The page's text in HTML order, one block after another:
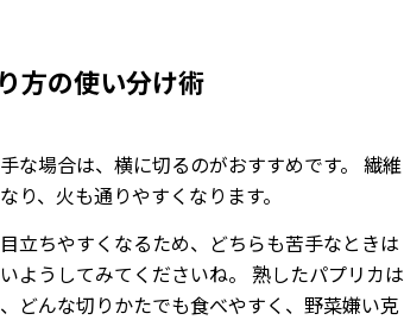
方の使い分け術
な場合は、横に切るのがおすすめです。 繊維
り、火も通りやすくなります。
立ちやすくなるため、どちらも苦手なときは
ようしてみてくださいね。 熟したパプリカは
どんな切りかたでも食べやすく、野菜嫌い克